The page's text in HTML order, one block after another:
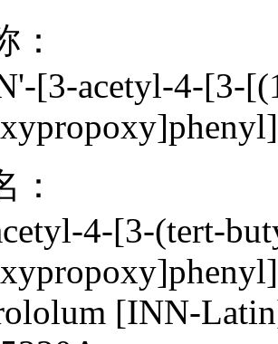
：
[3-acetyl-4-[3-
：
4-[3-(tert-
[INN-